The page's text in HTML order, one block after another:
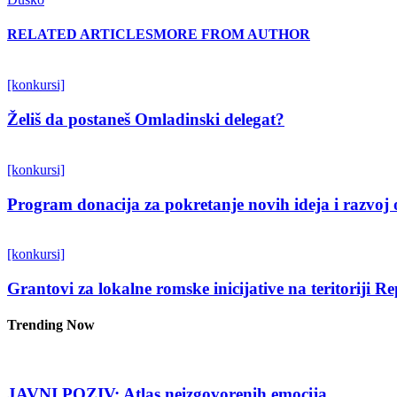
RELATED ARTICLESMORE FROM AUTHOR
[konkursi]
Želiš da postaneš Omladinski delegat?
[konkursi]
Program donacija za pokretanje novih ideja i razvoj
[konkursi]
Grantovi za lokalne romske inicijative na teritoriji
Trending Now